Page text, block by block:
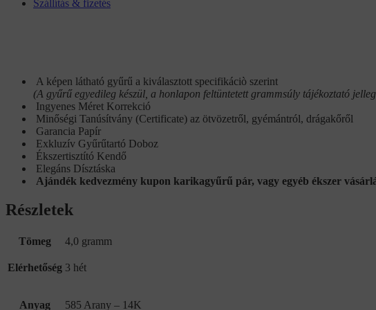
Szállítás & fizetés
A képen látható gyűrű a kiválasztott specifikáciò szerint
(A gyűrű egyedileg készül, a honlapon feltüntetett grammsúly tájékoztató
Ingyenes Méret Korrekció
Minőségi Tanúsítvány (Certificate) az ötvözetről, gyémántról, drágakőről
Garancia Papír
Exkluzív Gyűrűtartó Doboz
Ékszertisztító Kendő
Elegáns Dísztáska
Ajándék kedvezmény kupon karikagyűrű pár, vagy egyéb ékszer
Részletek
Tömeg 4,0 gramm
Elérhetőség 3 hét
Anyag 585 Arany – 14K